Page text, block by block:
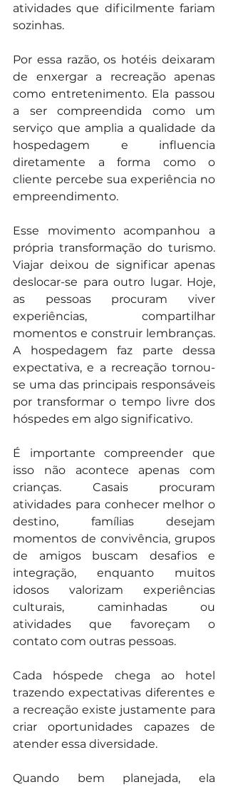
atividades que dificilmente fariam
sozinhas.
Por essa razão, os hotéis deixaram
de enxergar a recreação apenas
como entretenimento. Ela passou
a ser compreendida como um
serviço que amplia a qualidade da
hospedagem e influencia
diretamente a forma como o
cliente percebe sua experiência no
empreendimento.
Esse movimento acompanhou a
própria transformação do turismo.
Viajar deixou de significar apenas
deslocar-se para outro lugar. Hoje,
as pessoas procuram viver
experiências, compartilhar
momentos e construir lembranças.
A hospedagem faz parte dessa
expectativa, e a recreação tornou-
se uma das principais responsáveis
por transformar o tempo livre dos
hóspedes em algo significativo.
É importante compreender que
isso não acontece apenas com
crianças. Casais procuram
atividades para conhecer melhor o
destino, famílias desejam
momentos de convivência, grupos
de amigos buscam desafios e
integração, enquanto muitos
idosos valorizam experiências
culturais, caminhadas ou
atividades que favoreçam o
contato com outras pessoas.
Cada hóspede chega ao hotel
trazendo expectativas diferentes e
a recreação existe justamente para
criar oportunidades capazes de
atender essa diversidade.
Quando bem planejada, ela